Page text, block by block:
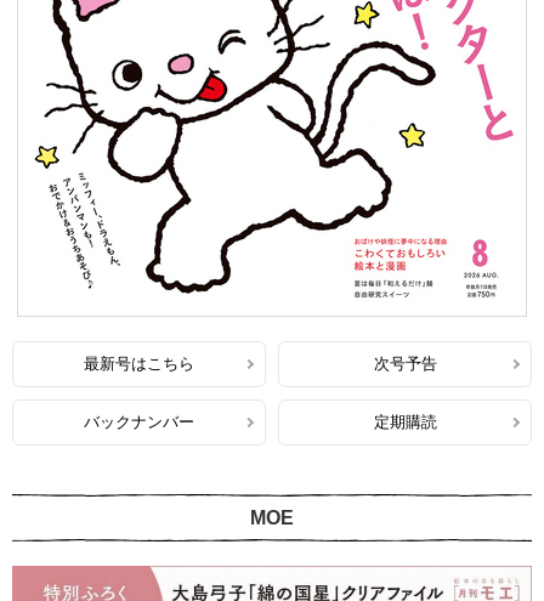
最新号はこちら 次号予告
バックナンバー 定期購読
MOE